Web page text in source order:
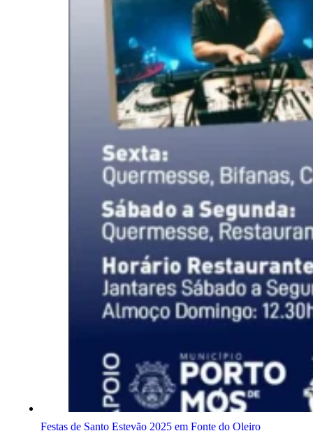
Festas de Santo Estevão 2025 em Fonte do Oleiro